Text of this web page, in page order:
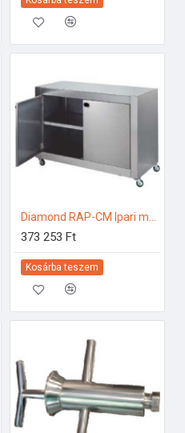
373 253 Ft
Kosárba teszem